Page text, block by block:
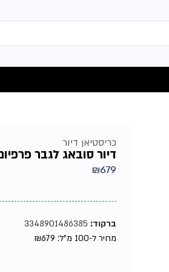
כריסטיאן דיור
דיור סובאג לגבר פרפיום
₪679
ברקוד:
מחיר ל-100 מ"ל:
₪679